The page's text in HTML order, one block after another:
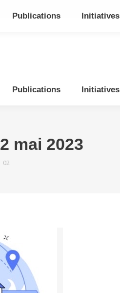
Publications Initiatives
2 mai 2023
02
Publications Initiatives